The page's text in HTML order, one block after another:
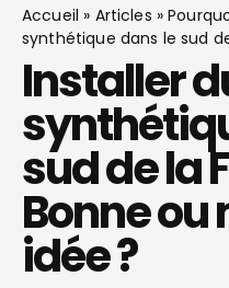
Accueil » Articles »
synthétique dans le sud
Installer
sud de la
Bonne
idée ?